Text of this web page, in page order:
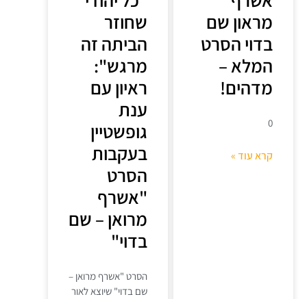
מראון שם
בדוי הסרט
המלא –
מדהים!
0
קרא עוד »
שחוזר
הביתה זה
מרגש":
ראיון עם
ענת
גופשטיין
בעקבות
הסרט
"אשרף
מרואן – שם
בדוי"
הסרט "אשרף מרואן –
שם בדוי" שיוצא לאור